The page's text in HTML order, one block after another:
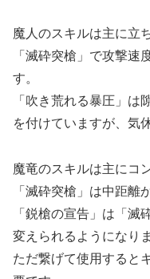
魔人のスキルは主に立
「滅砕突槍」で攻撃速
す。
「吹き荒れる暴圧」は
を付けていますが、気
魔竜のスキルは主にコ
「滅砕突槍」は中距離
「鋭槍の宣告」は「滅
変えられるようになり
ただ繋げて使用すると